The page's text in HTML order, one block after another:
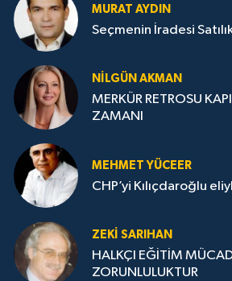
MURAT AYDIN
Seçmenin İradesi
NILGÜN AKMAN
MERKÜR RETROSU
ZAMANI
MEHMET YÜCEER
CHP’yi Kılıçdaroğlu
ZEKI SARIHAN
HALKÇI EĞİTİM
ZORUNLULUKTUR